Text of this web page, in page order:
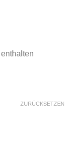
ZURÜCKSETZEN